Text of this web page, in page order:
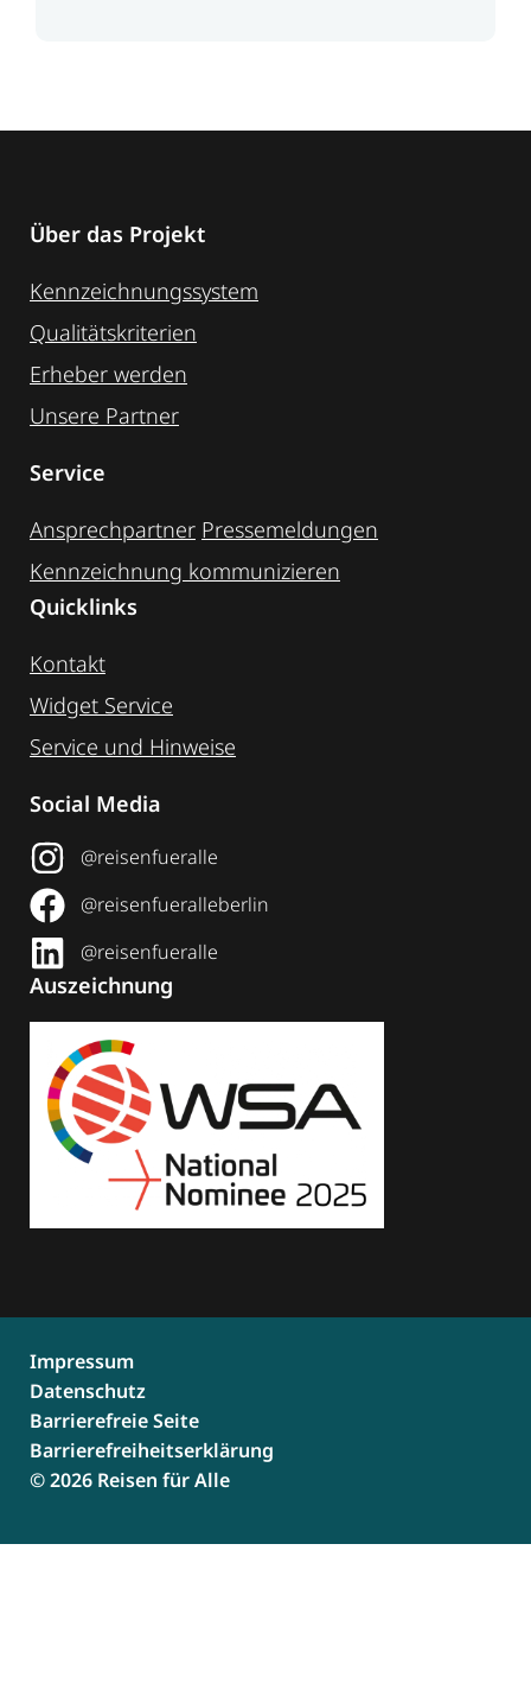
Über das Projekt
Kennzeichnungssystem
Qualitätskriterien
Erheber werden
Unsere Partner
Service
Ansprechpartner Pressemeldungen
Kennzeichnung ­kommunizieren
Quicklinks
Kontakt
Widget Service
Service und Hinweise
Social Media
@reisenfueralle
@reisenfueralleberlin
@reisenfueralle
Auszeichnung
© 2026 Reisen für Alle
Impressum
Datenschutz
Barrierefreie Seite
Barrierefreiheitserklärung